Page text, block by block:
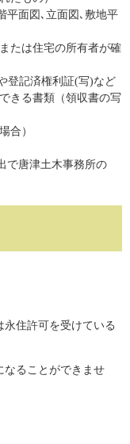
面図､立面図､敷地平
たは住宅の所有者が確
記済権利証(写)など
きる書類（領収書の写
合）
で唐津土木事務所の
永住許可を受けている
なることができませ